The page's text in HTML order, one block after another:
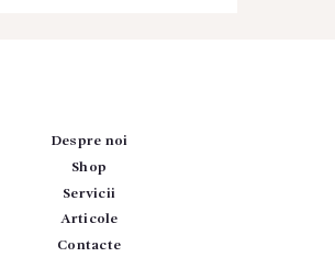
Despre noi
Shop
Servicii
Articole
Contacte